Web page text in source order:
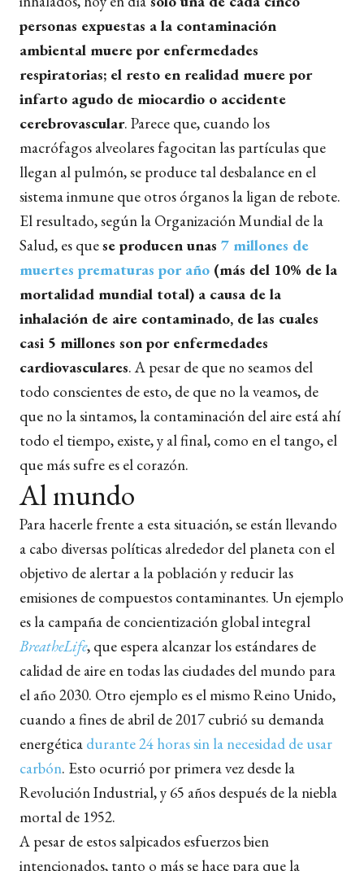
personas expuestas a la contaminación
ambiental muere por enfermedades
respiratorias; el resto en realidad muere por
infarto agudo de miocardio o accidente
cerebrovascular. Parece que, cuando los
macrófagos alveolares fagocitan las partículas que
llegan al pulmón, se produce tal desbalance en el
sistema inmune que otros órganos la ligan de rebote.
El resultado, según la Organización Mundial de la
Salud, es quese producen unas 7 millones de
muertes prematuras por año (más del 10% de la
mortalidad mundial total) a causa de la
inhalación de aire contaminado, de las cuales
casi 5 millones son por enfermedades
cardiovasculares. A pesar de que no seamos del
todo conscientes de esto, de que no la veamos, de
que no la sintamos, la contaminación del aire está ahí
todo el tiempo, existe, y al final, como en el tango, el
que más sufre es el corazón.
Al mundo
Para hacerle frente a esta situación, se están llevando
a cabo diversas políticas alrededor del planeta con el
objetivo de alertar a la población y reducir las
emisiones de compuestos contaminantes. Un ejemplo
es la campaña de concientización global integral
BreatheLife, que espera alcanzar los estándares de
calidad de aire en todas las ciudades del mundo para
el año 2030. Otro ejemplo es el mismo Reino Unido,
cuando a fines de abril de 2017 cubrió su demanda
energética durante 24 horas sin la necesidad de usar
carbón. Esto ocurrió por primera vez desde la
Revolución Industrial, y 65 años después de la niebla
mortal de 1952.
A pesar de estos salpicados esfuerzos bien
intencionados, tanto o más se hace para que la